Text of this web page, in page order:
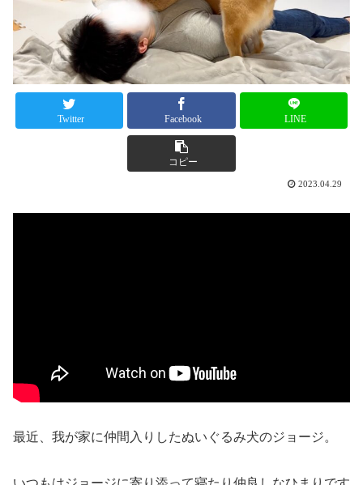
Twitter Facebook LINE
コピー
2023.04.29
最近、我が家に仲間入りしたぬいぐるみ犬のジョージ。